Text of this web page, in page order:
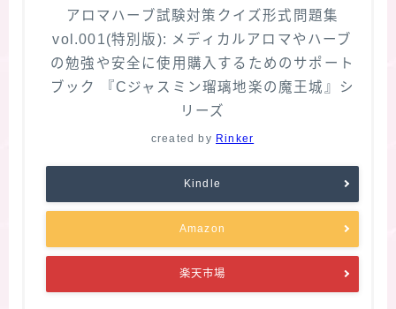
アロマハーブ試験対策クイズ形式問題集
vol.001(特別版): メディカルアロマやハーブ
の勉強や安全に使用購入するためのサポート
ブック 『Cジャスミン瑠璃地楽の魔王城』シ
リーズ
created by Rinker
Kindle
Amazon
楽天市場